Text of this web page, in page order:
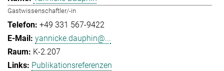
Gastwissenschaftler/-in
+49 331 567-9422
yannicke.dauphin@...
K-2.207
Publikationsreferenzen